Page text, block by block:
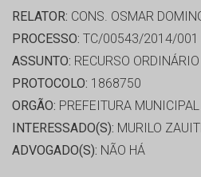
RELATOR: CONS. OSMAR
PROCESSO: TC/00543/2014/001
ASSUNTO: RECURSO
PROTOCOLO: 1868750
ORGÃO: PREFEITURA
INTERESSADO(S): MURILO
ADVOGADO(S): NÃO HÁ